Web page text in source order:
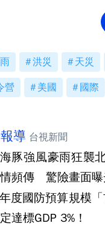
洪災 天災
營 美國 國際
導 台視新聞
豚強風豪雨狂襲
頻傳 驚險畫面
度國防預算規模「
達標GDP 3%！